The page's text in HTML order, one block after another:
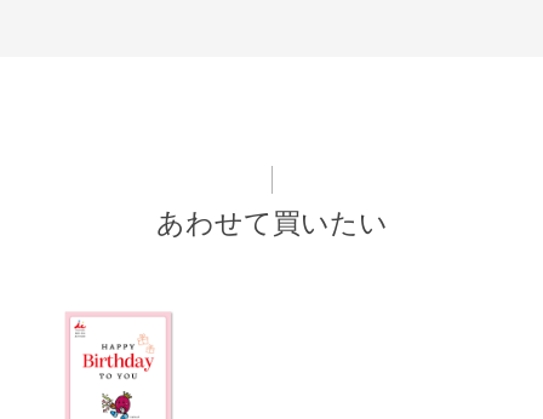
あわせて買いたい